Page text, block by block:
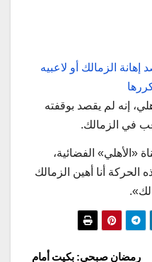
إنه لم يقصد بوقفته
في الزمالك.
الفضائية،
الحركة أنا أهين الزمالك
رمضان صبحي: بكيت أمام